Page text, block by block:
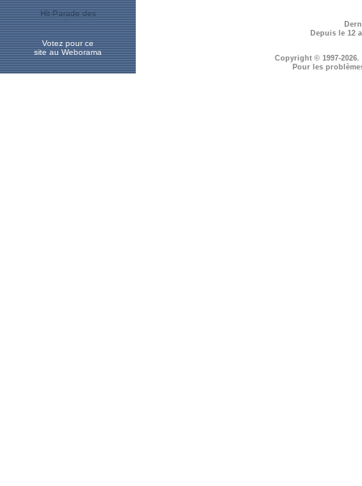
Votez pour ce
site au Weborama
Depuis le 12
Copyright © 1997-2026.
Pour les